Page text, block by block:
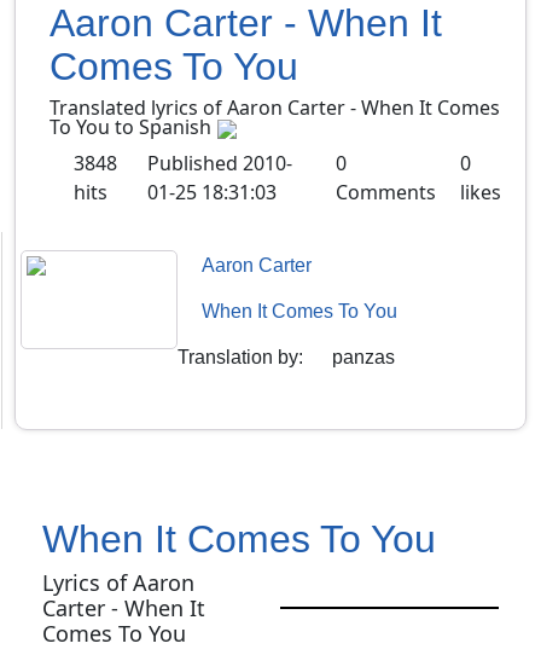
Aaron Carter - When It
Comes To You
Translated lyrics of Aaron Carter - When It Comes
To You to Spanish
3848
hits
Published 2010-
01-25 18:31:03
0
Comments
0
likes
Aaron Carter
When It Comes To You
Translation by: panzas
When It Comes To You
Lyrics of Aaron
Carter - When It
Comes To You